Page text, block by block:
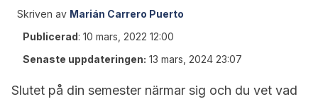
Skriven av Marián Carrero Puerto
Publicerad: 10 mars, 2022 12:00
Senaste uppdateringen: 13 mars, 2024 23:07
Slutet på din semester närmar sig och du vet vad